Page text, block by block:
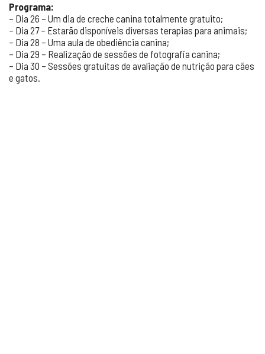
Programa:
– Dia 26 – Um dia de creche canina totalmente gratuito;
– Dia 27 – Estarão disponíveis diversas terapias para animais;
– Dia 28 – Uma aula de obediência canina;
– Dia 29 – Realização de sessões de fotografia canina;
– Dia 30 – Sessões gratuitas de avaliação de nutrição para cães
e gatos.